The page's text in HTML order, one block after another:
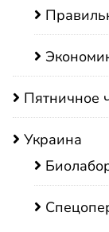
Пятничное
Украина